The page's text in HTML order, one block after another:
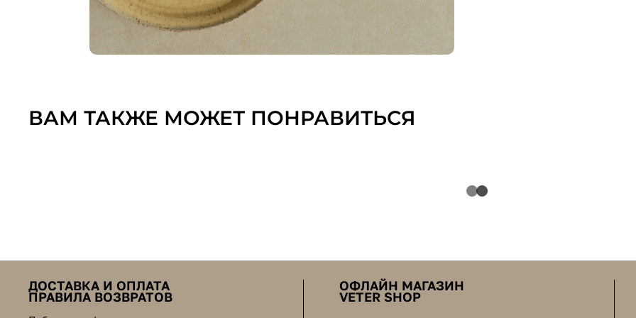
ВАМ ТАКЖЕ МОЖЕТ ПОНРАВИТЬСЯ
ДОСТАВКА И ОПЛАТА
ПРАВИЛА ВОЗВРАТОВ
ОФЛАЙН МАГАЗИН
VETER SHOP